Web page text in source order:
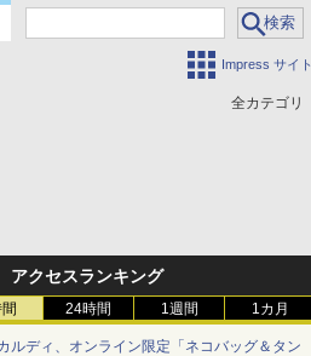
Impress サイト
全カテゴリ
アクセスランキング
24時間 1週間 1カ月
ルディ、オンライン限定「ネコバッグ＆タン